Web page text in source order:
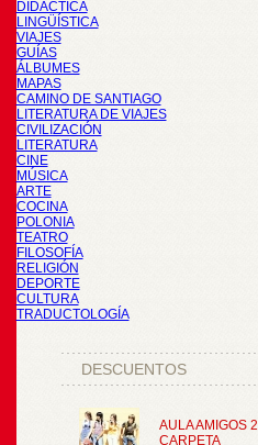
DIDÁCTICA
LINGÜÍSTICA
VIAJES
GUÍAS
ÁLBUMES
MAPAS
CAMINO DE SANTIAGO
LITERATURA DE VIAJES
CIVILIZACIÓN
LITERATURA
CINE
MÚSICA
ARTE
COCINA
POLONIA
TEATRO
FILOSOFÍA
RELIGIÓN
DEPORTE
CULTURA
TRADUCTOLOGÍA
DESCUENTOS
AULA AMIGOS 2
CARPETA